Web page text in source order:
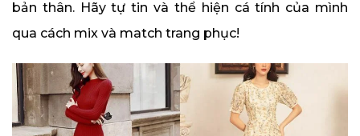
bản thân. Hãy tự tin và thể hiện cá tính của mình
qua cách mix và match trang phục!